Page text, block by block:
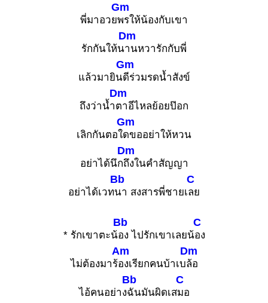
พี่มาอวย
Gm
พรให้น้องกับเขา
รักกันให้น
Dm
านหวารักกับพี่
แล้วมายิน
Gm
ดีร่วมรดน้ำสังข์
ถึงว่าน้ำ
Dm
ตาอีไหลย้อยป๊อก
เลิกกันตอใ
Gm
ดขออย่าให้หวน
อย่าได้นึก
Dm
ถึงในคำสัญญา
อย่าได้เวท
Bb
นา สงสารพี่ชายเ
C
ลย
* รักเขาตะน้
Bb
อง ไปรักเขาเลยน้
C
อง
ไม่ต้องมาร้
Am
องเรียกคนบ้าเบ
Dm
ล้อ
ไอ้คนอย่าง
Bb
ฉันมันผิดเส
C
มอ